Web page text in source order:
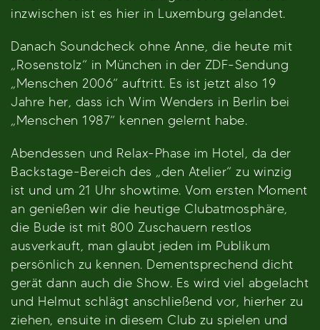
inzwischen ist es hier in Luxemburg gelandet.
Danach Soundcheck ohne Anne, die heute mit
„Rosenstolz“ in München in der ZDF-Sendung
„Menschen 2006“ auftritt. Es ist jetzt also 19
Jahre her, dass ich Wim Wenders in Berlin bei
„Menschen 1987“ kennen gelernt habe.
Abendessen und Relax-Phase im Hotel, da der
Backstage-Bereich des „den Atelier“ zu winzig
ist und um 21 Uhr showtime. Vom ersten Moment
an genießen wir die heutige Clubatmosphäre,
die Bude ist mit 800 Zuschauern restlos
ausverkauft, man glaubt jeden im Publikum
persönlich zu kennen. Dementsprechend dicht
gerät dann auch die Show. Es wird viel abgelacht
und Helmut schlägt anschließend vor, hierher zu
ziehen, ensuite in diesem Club zu spielen und